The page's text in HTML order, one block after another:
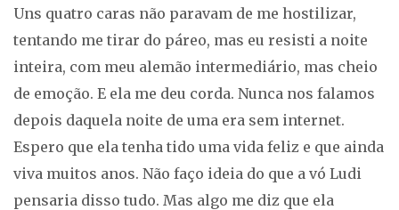
Uns quatro caras não paravam de me hostilizar,
tentando me tirar do páreo, mas eu resisti a noite
inteira, com meu alemão intermediário, mas cheio
de emoção. E ela me deu corda. Nunca nos falamos
depois daquela noite de uma era sem internet.
Espero que ela tenha tido uma vida feliz e que ainda
viva muitos anos. Não faço ideia do que a vó Ludi
pensaria disso tudo. Mas algo me diz que ela